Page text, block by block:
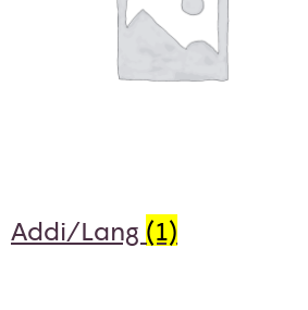
Addi/Lang (1)